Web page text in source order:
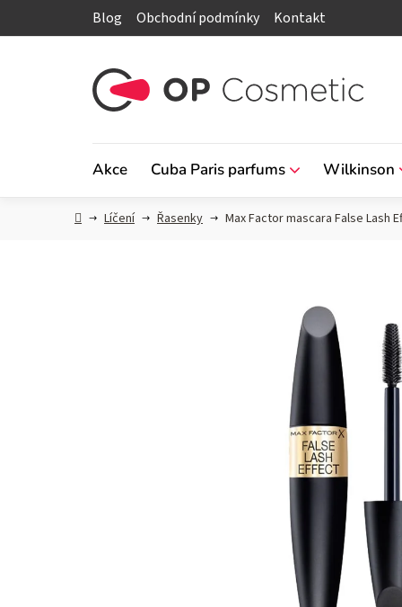
Blog Obchodní podmínky Kontakt
Akce Cuba Paris parfums Wilkinson
DomůLíčení Řasenky Max Factor mascara False Lash